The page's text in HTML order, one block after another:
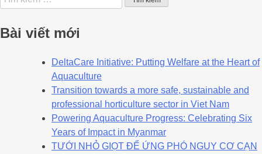
Bài viết mới
DeltaCare Initiative: Putting Welfare at the Heart of
Aquaculture
Transition towards a more safe, sustainable and
professional horticulture sector in Viet Nam
Powering Aquaculture Progress: Celebrating Six
Years of Impact in Myanmar
TƯỚI NHỎ GIỌT ĐỂ ỨNG PHÓ NGUY CƠ CẠN